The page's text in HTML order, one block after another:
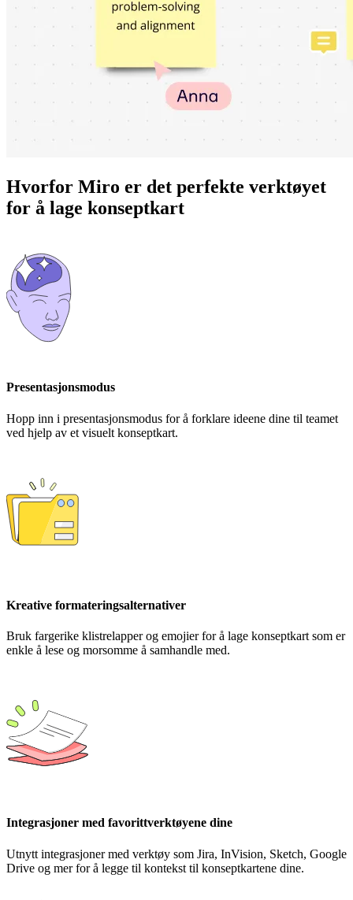
Hvorfor Miro er det perfekte verktøyet
for å lage konseptkart
Presentasjonsmodus
Hopp inn i presentasjonsmodus for å forklare ideene dine til teamet
ved hjelp av et visuelt konseptkart.
Kreative formateringsalternativer
Bruk fargerike klistrelapper og emojier for å lage konseptkart som er
enkle å lese og morsomme å samhandle med.
Integrasjoner med favorittverktøyene dine
Utnytt integrasjoner med verktøy som Jira, InVision, Sketch, Google
Drive og mer for å legge til kontekst til konseptkartene dine.